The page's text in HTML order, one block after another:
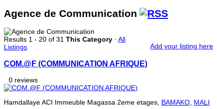
Agence de Communication
Add your listing here
Results 1 - 20 of 31 This Category · All
Listings
COM.@F (COMMUNICATION AFRIQUE)
0 reviews
Hamdallaye ACI Immeuble Magassa 2eme etages, BAMAKO MALI